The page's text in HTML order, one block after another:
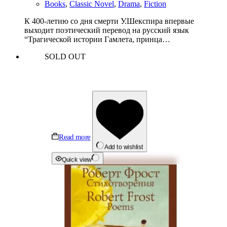
Books, Classic Novel, Drama, Fiction
К 400-летию со дня смерти У.Шекспира впервые
выходит поэтический перевод на русский язык
“Трагической истории Гамлета, принца…
SOLD OUT
Read more
Add to wishlist
Quick view